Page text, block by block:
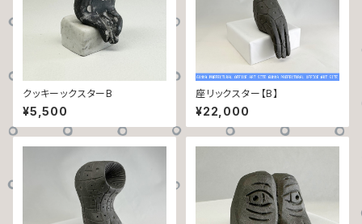
クッキーックスターB
¥5,500
座リックスター【B】
¥22,000